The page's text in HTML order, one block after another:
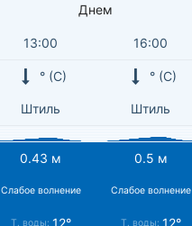
Днем
13:00 16:00
° (С) ° (С)
Штиль Штиль
0.43 м 0.5 м
Слабое волнение Слабое волнение
Т. воды: 12° Т. воды: 12°